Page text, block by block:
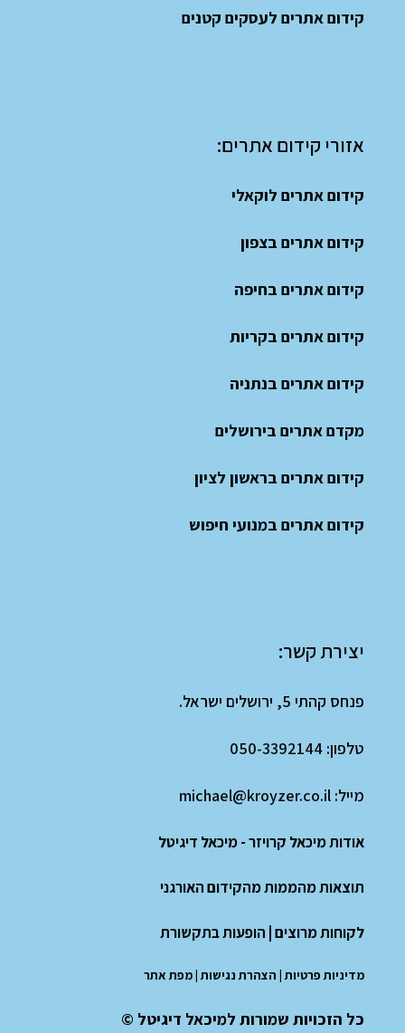
קידום אתרים לעסקים קטנים
אזורי קידום אתרים:
קידום אתרים לוקאלי
קידום אתרים בצפון
קידום אתרים בחיפה
קידום אתרים בקריות
קידום אתרים בנתניה
מקדם אתרים בירושלים
קידום אתרים בראשון לציון
קידום אתרים במנועי חיפוש
יצירת קשר:
פנחס קהתי 5, ירושלים ישראל.
טלפון: 050-3392144
מייל: michael@kroyzer.co.il
אודות מיכאל קרויזר - מיכאל דיגיטל
תוצאות מהממות מהקידום האורגני
לקוחות מרוצים| הופעות בתקשורת
מדיניות פרטיות| הצהרת נגישות|מפת אתר
כל הזכויות שמורות למיכאל דיגיטל ©